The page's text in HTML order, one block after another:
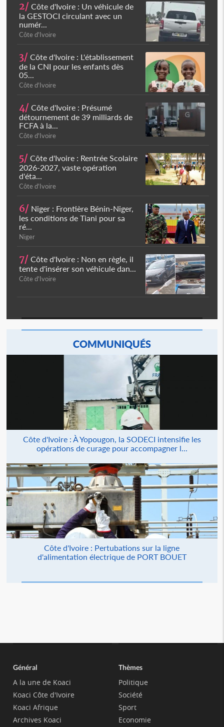
2/ Côte d'Ivoire : Un véhicule de
la GESTOCI circulant avec un
numér...
Côte d'Ivoire
3/ Côte d'Ivoire : L'établissement
de la CNI pour les enfants dès
05...
Côte d'Ivoire
4/ Côte d'Ivoire : Présumé
détournement de 39 milliards de
FCFA à la...
Côte d'Ivoire
5/ Côte d'Ivoire : Rentrée Scolaire
2026-2027, vaste opération
d'éta...
Côte d'Ivoire
6/ Niger : Frontière Bénin-Niger,
les conditions de Tiani pour sa
ré...
Niger
7/ Côte d'Ivoire : Non en règle, il
tente d'insérer son véhicule dan...
Côte d'Ivoire
COMMUNIQUÉS
Côte d'Ivoire : À Yopougon, la SODECI intensifie les
opérations de curage pour accompagner l...
Côte d'Ivoire : Pertubations sur la ligne
d'alimentation électrique de PORT BOUET
Général
A la une de Koaci
Koaci Côte d'Ivoire
Koaci Afrique
Archives Koaci
Thèmes
Politique
Société
Sport
Economie